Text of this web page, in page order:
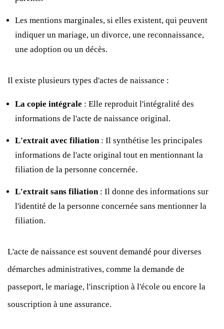
Les mentions marginales, si elles existent, qui peuvent
indiquer un mariage, un divorce, une reconnaissance,
une adoption ou un décès.
Il existe plusieurs types d'actes de naissance :
La copie intégrale : Elle reproduit l'intégralité des
informations de l'acte de naissance original.
L'extrait avec filiation: Il synthétise les principales
informations de l'acte original tout en mentionnant la
filiation de la personne concernée.
L'extrait sans filiation: Il donne des informations sur
l'identité de la personne concernée sans mentionner la
filiation.
L'acte de naissance est souvent demandé pour diverses
démarches administratives, comme la demande de
passeport, le mariage, l'inscription à l'école ou encore la
souscription à une assurance.